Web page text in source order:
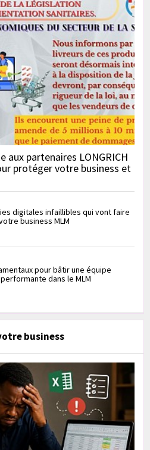
partenaires LONGRICH
protéger votre business et
digitales infaillibles qui vont faire
business MLM
pour bâtir une équipe
dans le MLM
business